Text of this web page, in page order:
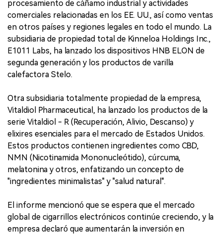
procesamiento de cáñamo industrial y actividades
comerciales relacionadas en los EE. UU., así como ventas
en otros países y regiones legales en todo el mundo. La
subsidiaria de propiedad total de Kinneloa Holdings Inc.,
E1011 Labs, ha lanzado los dispositivos HNB ELON de
segunda generación y los productos de varilla
calefactora Stelo.
Otra subsidiaria totalmente propiedad de la empresa,
Vitaldiol Pharmaceutical, ha lanzado los productos de la
serie Vitaldiol - R (Recuperación, Alivio, Descanso) y
elixires esenciales para el mercado de Estados Unidos.
Estos productos contienen ingredientes como CBD,
NMN (Nicotinamida Mononucleótido), cúrcuma,
melatonina y otros, enfatizando un concepto de
"ingredientes minimalistas" y "salud natural".
El informe mencionó que se espera que el mercado
global de cigarrillos electrónicos continúe creciendo, y la
empresa declaró que aumentarán la inversión en